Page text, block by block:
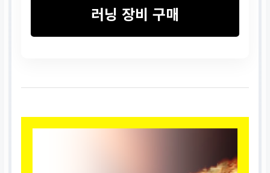
러닝 장비 구매